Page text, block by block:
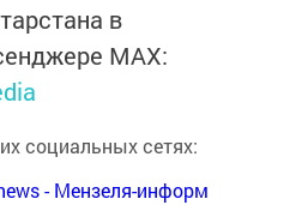
в
MАХ:
социальных сетях:
- Мензеля-информ